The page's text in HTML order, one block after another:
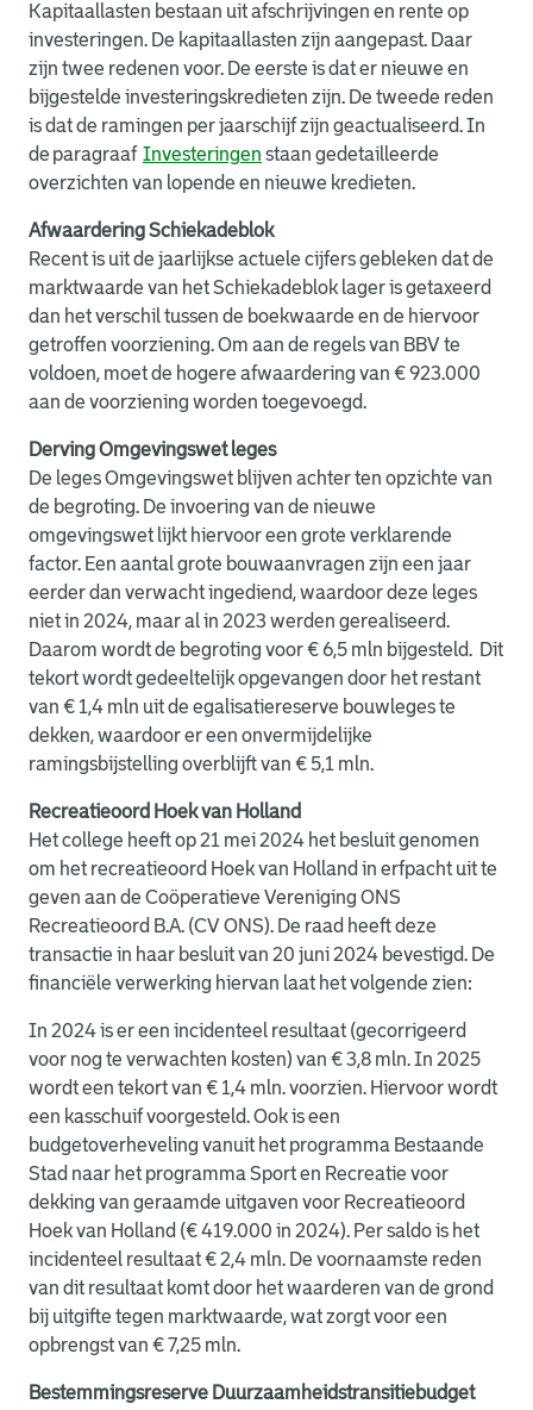
Kapitaallasten bestaan uit afschrijvingen en rente op
investeringen. De kapitaallasten zijn aangepast. Daar
zijn twee redenen voor. De eerste is dat er nieuwe en
bijgestelde investeringskredieten zijn. De tweede reden
is dat de ramingen per jaarschijf zijn geactualiseerd. In
de paragraaf Investeringen staan gedetailleerde
overzichten van lopende en nieuwe kredieten.
Afwaardering Schiekadeblok
Recent is uit de jaarlijkse actuele cijfers gebleken dat de
marktwaarde van het Schiekadeblok lager is getaxeerd
dan het verschil tussen de boekwaarde en de hiervoor
getroffen voorziening. Om aan de regels van BBV te
voldoen, moet de hogere afwaardering van € 923.000
aan de voorziening worden toegevoegd.
Derving Omgevingswet leges
De leges Omgevingswet blijven achter ten opzichte van
de begroting. De invoering van de nieuwe
omgevingswet lijkt hiervoor een grote verklarende
factor. Een aantal grote bouwaanvragen zijn een jaar
eerder dan verwacht ingediend, waardoor deze leges
niet in 2024, maar al in 2023 werden gerealiseerd.
Daarom wordt de begroting voor € 6,5 mln bijgesteld. Dit
tekort wordt gedeeltelijk opgevangen door het restant
van € 1,4 mln uit de egalisatiereserve bouwleges te
dekken, waardoor er een onvermijdelijke
ramingsbijstelling overblijft van € 5,1 mln.
Recreatieoord Hoek van Holland
Het college heeft op 21 mei 2024 het besluit genomen
om het recreatieoord Hoek van Holland in erfpacht uit te
geven aan de Coöperatieve Vereniging ONS
Recreatieoord B.A. (CV ONS). De raad heeft deze
transactie in haar besluit van 20 juni 2024 bevestigd. De
financiële verwerking hiervan laat het volgende zien:
In 2024 is er een incidenteel resultaat (gecorrigeerd
voor nog te verwachten kosten) van € 3,8 mln. In 2025
wordt een tekort van € 1,4 mln. voorzien. Hiervoor wordt
een kasschuif voorgesteld.Ook is een
budgetoverheveling vanuit het programma Bestaande
Stad naar het programma Sport en Recreatie voor
dekking van geraamde uitgaven voor Recreatieoord
Hoek van Holland (€ 419.000 in 2024). Per saldo is het
incidenteel resultaat € 2,4 mln. De voornaamste reden
van dit resultaat komt door het waarderen van de grond
bij uitgifte tegen marktwaarde, wat zorgt voor een
opbrengst van € 7,25 mln.
Bestemmingsreserve Duurzaamheidstransitiebudget